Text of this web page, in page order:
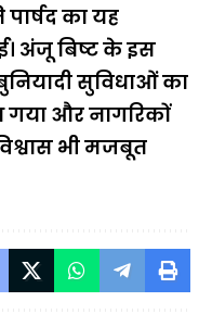
पार्षद का यह
अंजू बिष्ट के इस
सुविधाओं का
गया और नागरिकों
भी मजबूत